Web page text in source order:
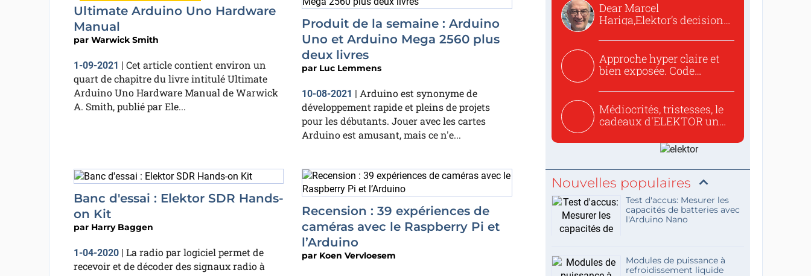
Ultimate Arduino Uno Hardware
Manual
par Warwick Smith
1-09-2021 | Cet article contient environ un
quart de chapitre du livre intitulé Ultimate
Arduino Uno Hardware Manual de Warwick
A. Smith, publié par Ele...
Produit de la semaine : Arduino
Uno et Arduino Mega 2560 plus
deux livres
par Luc Lemmens
10-08-2021 | Arduino est synonyme de
développement rapide et pleins de projets
pour les débutants. Jouer avec les cartes
Arduino est amusant, mais ce n'e...
Banc d'essai : Elektor SDR Hands-
on Kit
par Harry Baggen
1-04-2020| La radio par logiciel permet de
recevoir et de décoder des signaux radio à
Recension : 39 expériences de
caméras avec le Raspberry Pi et
l’Arduino
par Koen Vervloesem
Dear Marcel
Hariga,Elektor’s decision
Approche hyper claire et
bien exposée. Code
Médiocrités, tristesses, le
cadeaux d'ELEKTOR un
Nouvelles populaires
Test d'accus: Mesurer les
capacités de batteries avec
l'Arduino Nano
Modules de puissance à
refroidissement liquide